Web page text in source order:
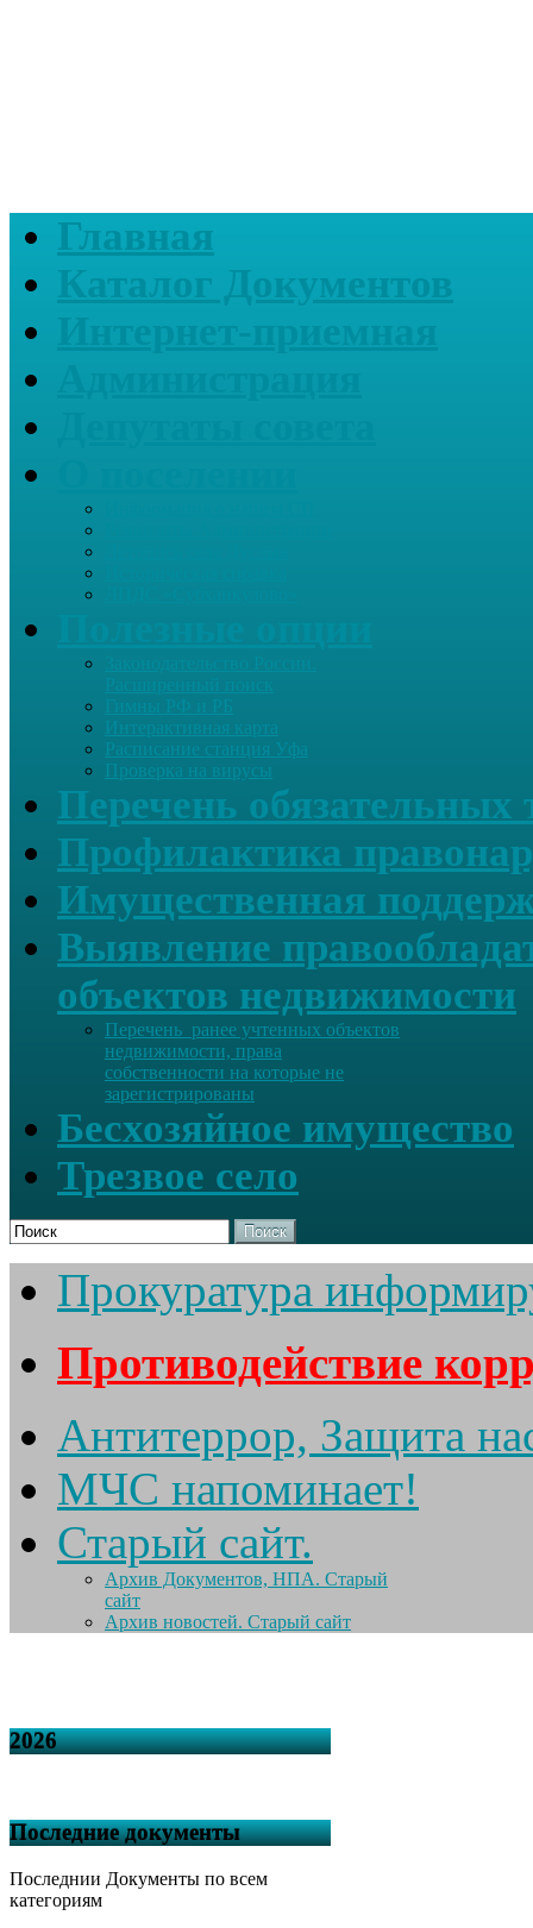
Главная
Каталог Документов
Интерактивная карта
Расписание станция Уфа
Проверка на вирусы
Перечень обязательных
Профилактика
Имущественная
Выявление
объектов недвижимости
Перечень ранее учтенных объектов
недвижимости, права
собственности на которые не
зарегистрированы
Бесхозяйное имущество
Трезвое село
Поиск
Прокуратура
Противодействие
Антитеррор, Защита
МЧС напоминает!
Старый сайт.
Архив Документов, НПА. Старый
сайт
Архив новостей. Старый сайт
2026
Последние документы
Последнии Документы по всем
категориям